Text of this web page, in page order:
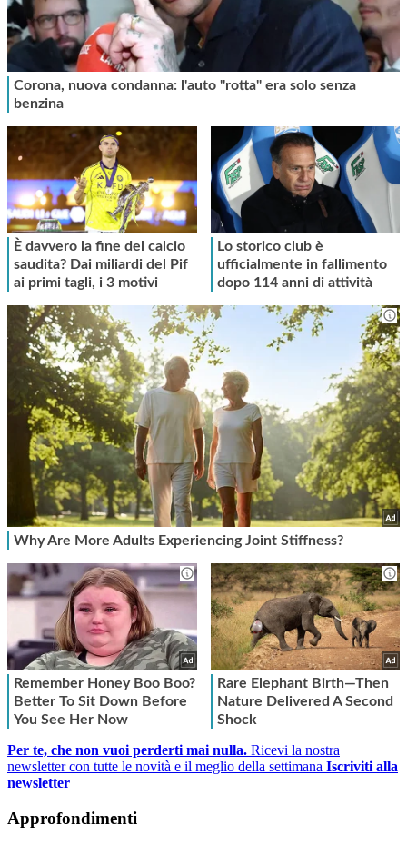
Per te, che non vuoi perderti mai nulla. Ricevi la nostra
newsletter con tutte le novità e il meglio della settimana Iscriviti alla
newsletter
Approfondimenti